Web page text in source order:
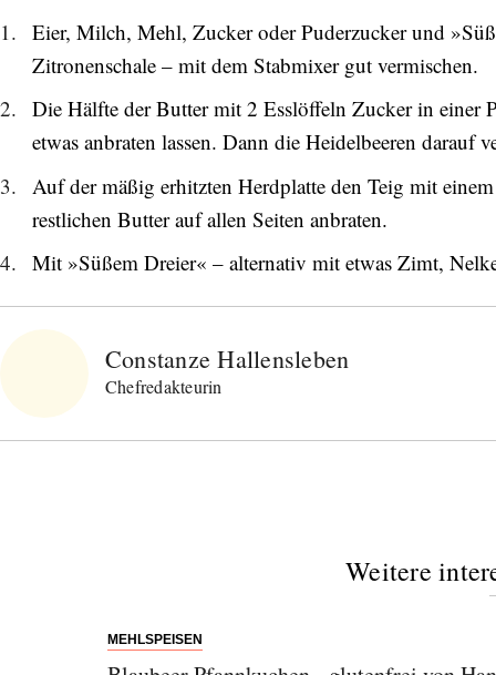
Eier, Milch, Mehl, Zucker oder Puderzucker und
Zitronenschale – mit dem Stabmixer gut vermischen.
Die Hälfte der Butter mit 2 Esslöffeln Zucker in einer
etwas anbraten lassen. Dann die Heidelbeeren darauf
Auf der mäßig erhitzten Herdplatte den Teig mit
restlichen Butter auf allen Seiten anbraten.
Mit »Süßem Dreier« – alternativ mit etwas Zimt,
Constanze Hallensleben
Chefredakteurin
Weitere
MEHLSPEISEN
Entdecken Sie jede Woche neue schöne
einzigartige Reisen.